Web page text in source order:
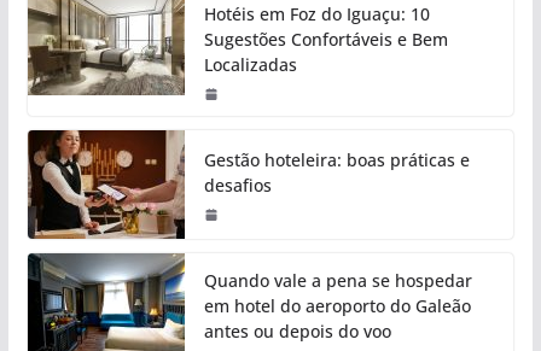
Hotéis em Foz do Iguaçu: 10
Sugestões Confortáveis e Bem
Localizadas
Gestão hoteleira: boas práticas e
desafios
Quando vale a pena se hospedar
em hotel do aeroporto do Galeão
antes ou depois do voo